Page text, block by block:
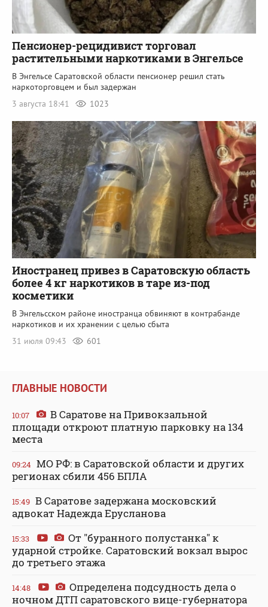
Пенсионер-рецидивист торговал
растительными наркотиками в Энгельсе
В Энгельсе Саратовской области пенсионер решил стать
наркоторговцем и был задержан
3 августа 18:41
1023
Иностранец привез в Саратовскую область
более 4 кг наркотиков в таре из-под
косметики
В Энгельсском районе иностранца обвиняют в контрабанде
наркотиков и их хранении с целью сбыта
31 июля 09:43
601
ГЛАВНЫЕ НОВОСТИ
10:07
В Саратове на Привокзальной
площади откроют платную парковку на 134
места
09:24 МО РФ: в Саратовской области и других
регионах сбили 456 БПЛА
15:49 В Саратове задержана московский
адвокат Надежда Ерусланова
15:33
От "буранного полустанка" к
ударной стройке. Саратовский вокзал вырос
до третьего этажа
14:48
Определена подсудность дела о
ночном ДТП саратовского вице-губернатора